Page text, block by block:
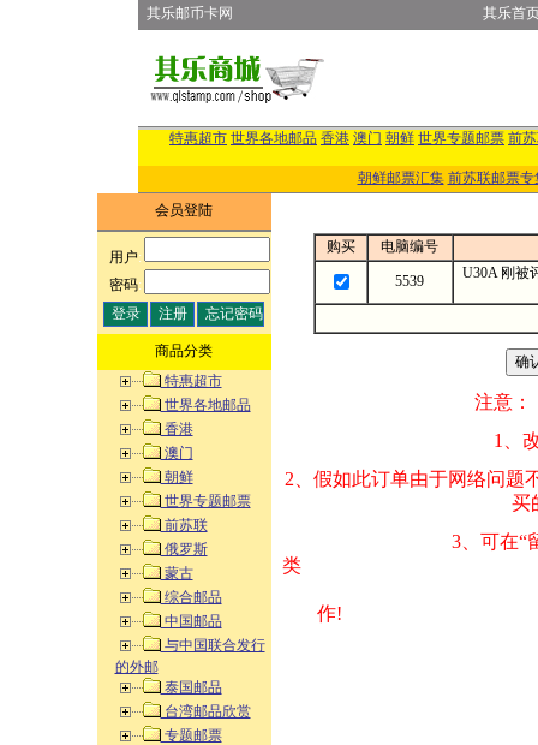
其乐邮币卡网 其乐首
特惠超市 世界各地邮品 香港 澳门 朝鲜 世界专题邮票 前
朝鲜邮票汇集 前苏联邮票专
会员登陆
用户:
密码:
商品分类
特惠超市
世界各地邮品
香港
澳门
朝鲜
世界专题邮票
前苏联
俄罗斯
蒙古
综合邮品
中国邮品
与中国联合发行
的外邮
泰国邮品
台湾邮品欣赏
专题邮票
购买 电脑编号
5539 U30A 刚被
注意：
1、改变商品数量
2、假如此订单由
买的邮品的“
3、可在“
类 方式告之
作!